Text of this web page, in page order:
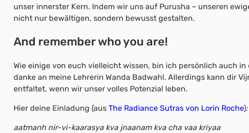
unser innerster Kern. Indem wir uns auf Purusha – unseren
nicht nur bewältigen, sondern bewusst gestalten.
And remember who you are!
Wie einige von euch vielleicht wissen, bin ich persönlich auch in
danke an meine Lehrerin Wanda Badwahl. Allerdings kann dir
entfaltet, wenn wir unser volles Potenzial leben.
Hier deine Einladung (aus The Radiance Sutras von Lorin Roche):
aatmanh nir-vi-kaarasya kva jnaanam kva cha vaa kriyaa